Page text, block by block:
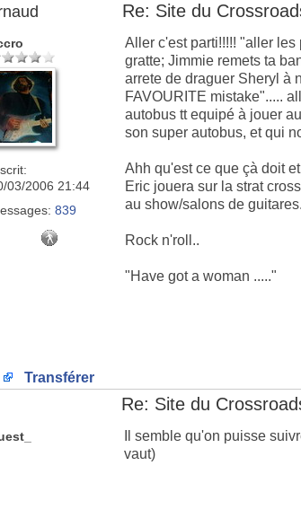
Re: Site du
03/2006 21:44
839
Aller c'est parti!!!!! "aller
gratte; Jimmie remets ta
arrete de draguer Sheryl à
FAVOURITE mistake".....
autobus tt equipé à jouer
son super autobus, et qui
Ahh qu'est ce que çà doit
Eric jouera sur la strat
au show/salons de
Rock n'roll..
"Have got a woman ....."
Transférer
Re: Site du
Il semble qu'on puisse
vaut)